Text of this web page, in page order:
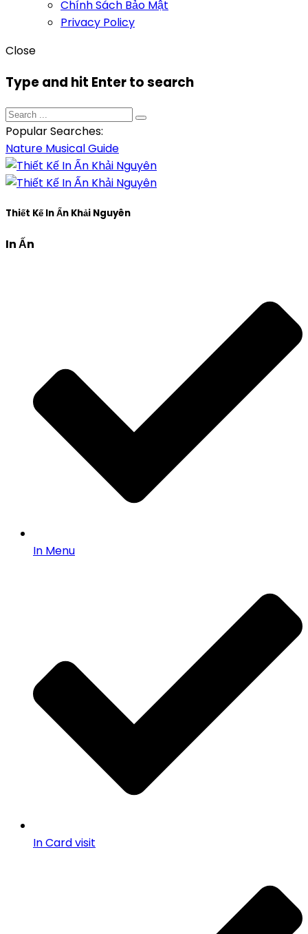
Chính Sách Bảo Mật
Privacy Policy
Close
Type and hit Enter to search
Popular Searches:
Nature MusicalGuide
Thiết Kế In Ấn Khải Nguyên
In Ấn
In Menu
In Card visit